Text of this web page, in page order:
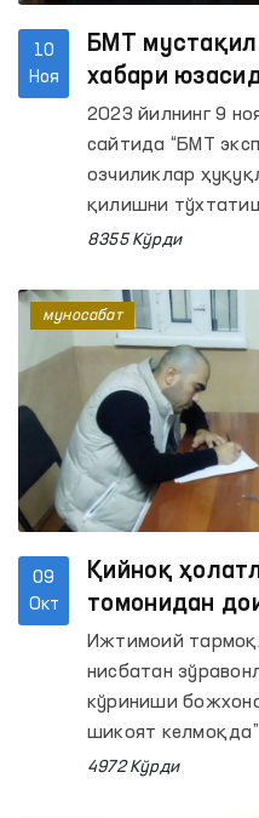
10
Ноя
БМТ мустақил
хабари
2023 йилнинг 9
сайтида “БМТ
озчиликлар
қилишни
қилинди. Унда
чуқур хавотирда
унга нисбатан
ғайриинсоний
билдирган.
8355 Кўрди
09
Окт
Қийноқ
томонидан
ҳолда
Ижтимоий тармоқларда
нисбатан
кўриниши
шикоят
томонидан
4972 Кўрди
муносабат